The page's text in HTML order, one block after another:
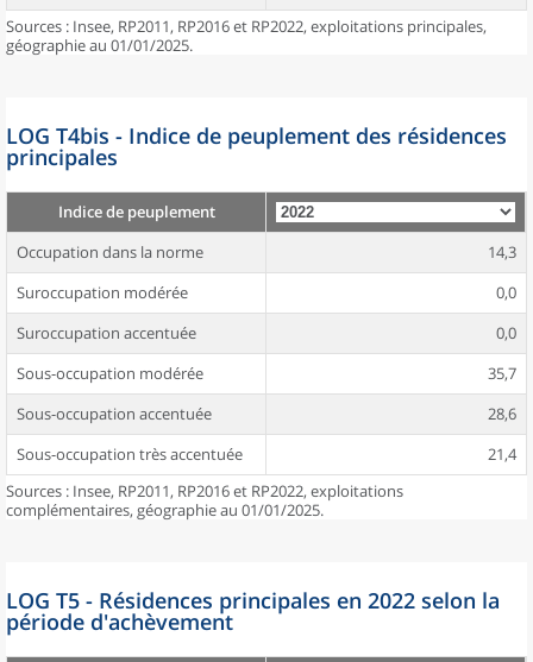
Sources : Insee, RP2011, RP2016 et RP2022, exploitations principales,
géographie au 01/01/2025.
LOG T4bis - Indice de peuplement des résidences
principales
Indice de peuplement
Occupation dans la norme
14,3
Suroccupation modérée
0,0
Suroccupation accentuée
0,0
Sous-occupation modérée
35,7
Sous-occupation accentuée
28,6
Sous-occupation très accentuée
21,4
Sources : Insee, RP2011, RP2016 et RP2022, exploitations
complémentaires, géographie au 01/01/2025.
LOG T5 - Résidences principales en 2022 selon la
période d'achèvement